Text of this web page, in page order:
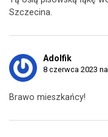
Szczecina.
Adolfik
8 czerwca 2023
Brawo mieszkańcy!